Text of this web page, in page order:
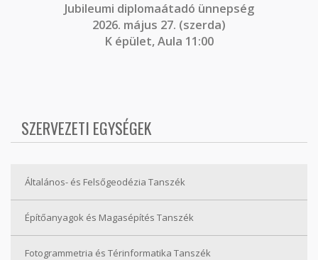
Jubileumi diplomaátadó ünnepség
2026. május 27. (szerda)
K épület, Aula 11:00
SZERVEZETI EGYSÉGEK
Általános- és Felsőgeodézia Tanszék
Építőanyagok és Magasépítés Tanszék
Fotogrammetria és Térinformatika Tanszék